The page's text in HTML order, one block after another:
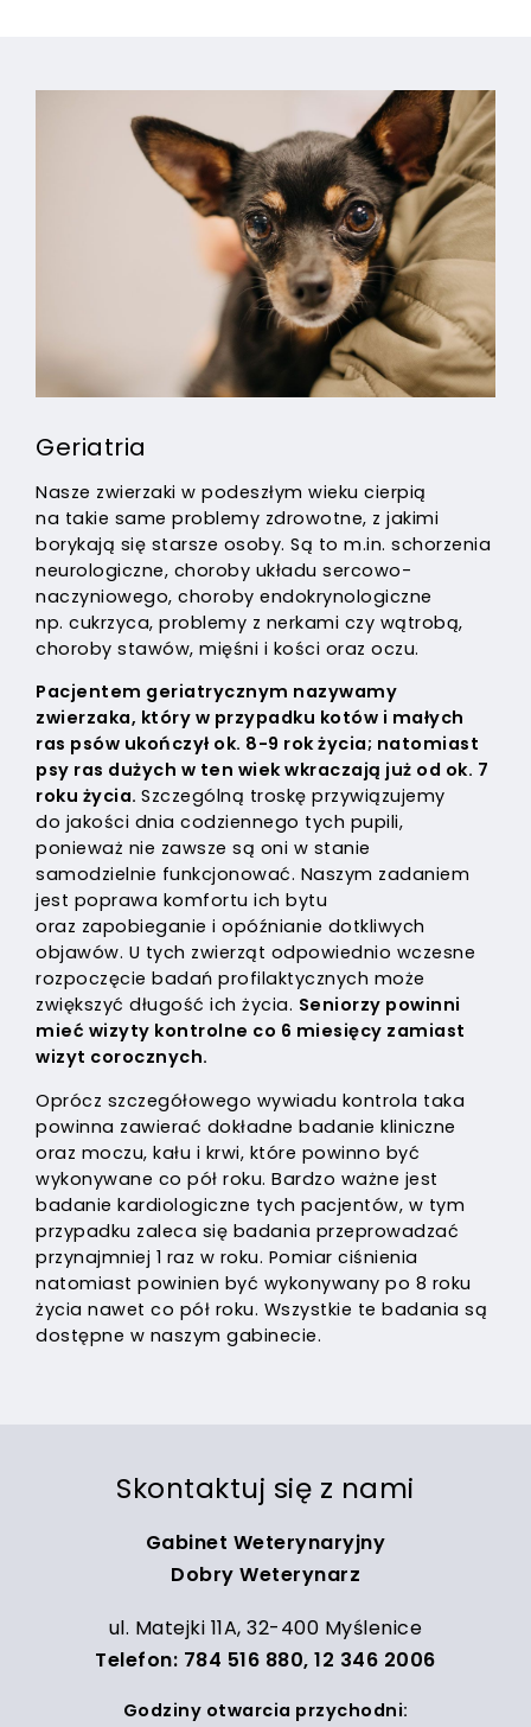
Geriatria
Nasze zwierzaki w podeszłym wieku cierpią
na takie same problemy zdrowotne, z jakimi
borykają się starsze osoby. Są to m.in. schorzenia
neurologiczne, choroby układu sercowo-
naczyniowego, choroby endokrynologiczne
np. cukrzyca, problemy z nerkami czy wątrobą,
choroby stawów, mięśni i kości oraz oczu.
Pacjentem geriatrycznym nazywamy
zwierzaka, który w przypadku kotów i małych
ras psów ukończył ok. 8-9 rok życia; natomiast
psy ras dużych w ten wiek wkraczają już od ok. 7
roku życia. Szczególną troskę przywiązujemy
do jakości dnia codziennego tych pupili,
ponieważ nie zawsze są oni w stanie
samodzielnie funkcjonować. Naszym zadaniem
jest poprawa komfortu ich bytu
oraz zapobieganie i opóźnianie dotkliwych
objawów. U tych zwierząt odpowiednio wczesne
rozpoczęcie badań profilaktycznych może
zwiększyć długość ich życia. Seniorzy powinni
mieć wizyty kontrolne co 6 miesięcy zamiast
wizyt corocznych.
Oprócz szczegółowego wywiadu kontrola taka
powinna zawierać dokładne badanie kliniczne
oraz moczu, kału i krwi, które powinno być
wykonywane co pół roku. Bardzo ważne jest
badanie kardiologiczne tych pacjentów, w tym
przypadku zaleca się badania przeprowadzać
przynajmniej 1 raz w roku. Pomiar ciśnienia
natomiast powinien być wykonywany po 8 roku
życia nawet co pół roku. Wszystkie te badania są
dostępne w naszym gabinecie.
Skontaktuj się z nami
Gabinet Weterynaryjny
Dobry Weterynarz
ul. Matejki 11A, 32-400 Myślenice
Telefon: 784 516 880,12 346 2006
Godziny otwarcia przychodni: